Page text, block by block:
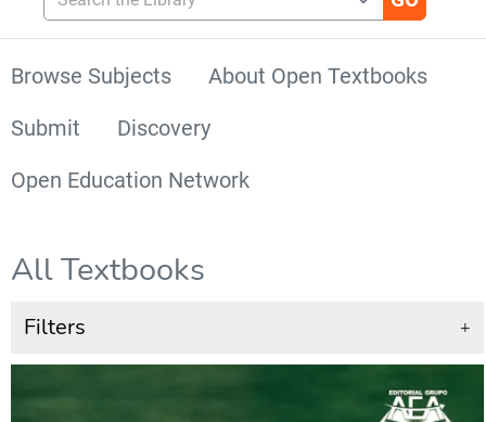
Browse Subjects
About Open Textbooks
Submit
Discovery
Open Education Network
All Textbooks
Filters +